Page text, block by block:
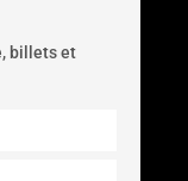
billets et